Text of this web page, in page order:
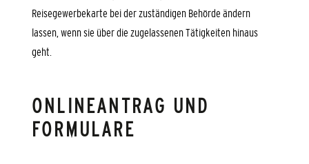
Reisegewerbekarte bei der zuständigen Behörde ändern
lassen, wenn sie über die zugelassenen Tätigkeiten hinaus
geht.
ONLINEANTRAG UND
FORMULARE